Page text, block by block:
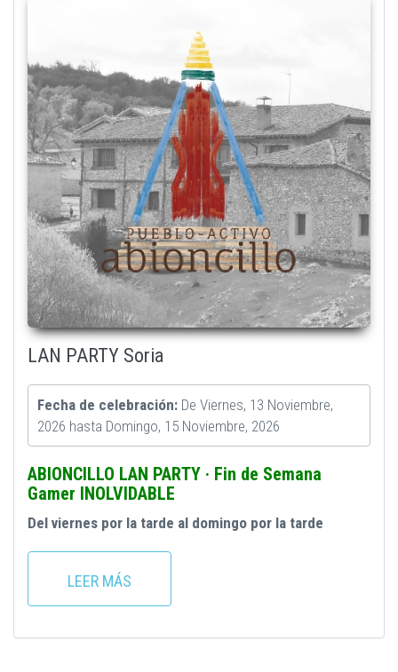
LAN PARTY Soria
Fecha de celebración: De Viernes, 13 Noviembre,
2026 hasta Domingo, 15 Noviembre, 2026
ABIONCILLO LAN PARTY · Fin de Semana
Gamer INOLVIDABLE
Del viernes por la tarde al domingo por la tarde
LEER MÁS